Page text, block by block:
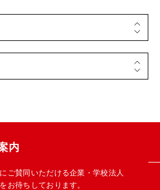
内
ご賛同いただける企業・学校法人
お待ちしております。